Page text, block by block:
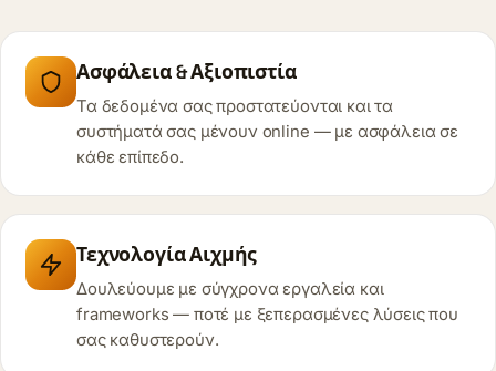
Ασφάλεια & Αξιοπιστία
Τα δεδομένα σας προστατεύονται και τα
συστήματά σας μένουν online — με ασφάλεια σε
κάθε επίπεδο.
Τεχνολογία Αιχμής
Δουλεύουμε με σύγχρονα εργαλεία και
frameworks — ποτέ με ξεπερασμένες λύσεις που
σας καθυστερούν.